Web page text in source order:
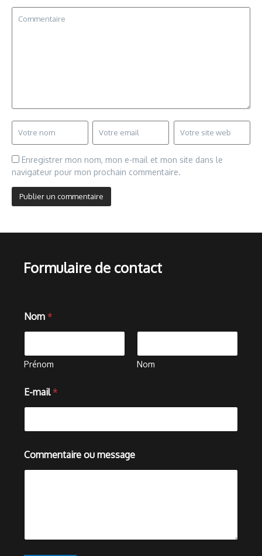
Enregistrer mon nom, mon e-mail et mon site dans le
navigateur pour mon prochain commentaire.
Formulaire de contact
Nom *
Prénom Nom
E-mail *
u
C
Commentaire ou message